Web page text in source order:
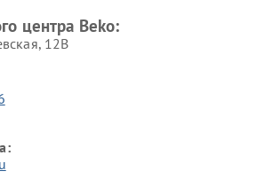
центра Beko:
12В